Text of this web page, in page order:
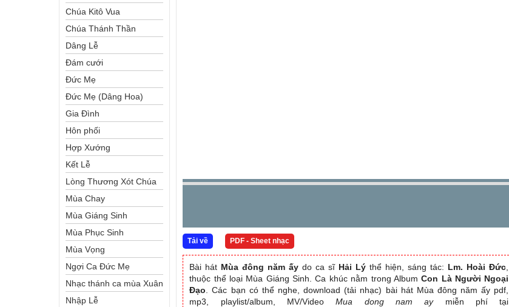
Tải về PDF - Sheet nhạc
Bài hát Mùa đông năm ấy do ca sĩ Hải Lý thể hiện, sáng tác: Lm. Hoài Đức
thuộc thể loại Mùa Giáng Sinh. Ca khúc nằm trong AlbumCon Là Người Ngoại
Đạo . Các bạn có thể nghe, download (tải nhạc) bài hát Mùa đông năm ấy pdf,
mp3, playlist/album, MV/VideoMua dong nam aymiễn phí tại
Chúa Kitô Vua
Chúa Thánh Thần
Dâng Lễ
Đám cưới
Đức Mẹ
Đức Mẹ (Dâng Hoa)
Gia Đình
Hôn phối
Hợp Xướng
Kết Lễ
Lòng Thương Xót Chúa
Mùa Chay
Mùa Giáng Sinh
Mùa Phục Sinh
Mùa Vọng
Ngợi Ca Đức Mẹ
Nhạc thánh ca mùa Xuân
Nhập Lễ